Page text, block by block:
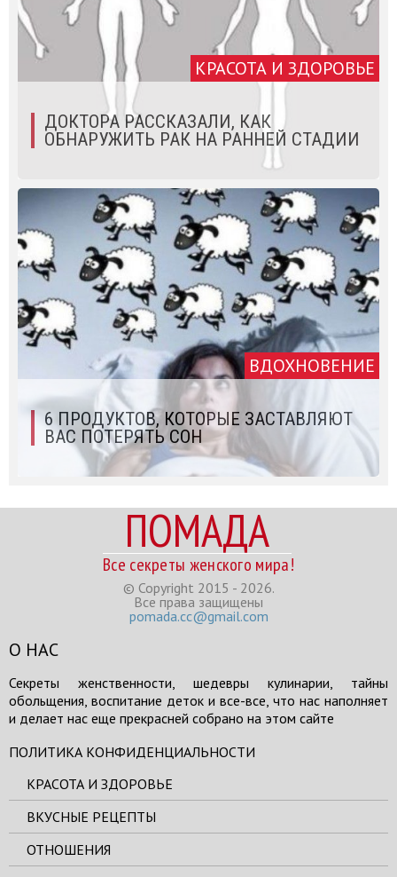
КРАСОТА И ЗДОРОВЬЕ
ДОКТОРА РАССКАЗАЛИ, КАК
ОБНАРУЖИТЬ РАК НА РАННЕЙ СТАДИИ
ВДОХНОВЕНИЕ
6 ПРОДУКТОВ, КОТОРЫЕ ЗАСТАВЛЯЮТ
ВАС ПОТЕРЯТЬ СОН
ПОМАДА
Все секреты женского мира!
© Copyright 2015 - 2026.
Все права защищены
pomada.cc@gmail.com
О НАС
Секреты женственности, шедевры кулинарии, тайны
обольщения, воспитание деток и все-все, что нас наполняет
и делает нас еще прекрасней собрано на этом сайте
ПОЛИТИКА КОНФИДЕНЦИАЛЬНОСТИ
КРАСОТА И ЗДОРОВЬЕ
ВКУСНЫЕ РЕЦЕПТЫ
ОТНОШЕНИЯ